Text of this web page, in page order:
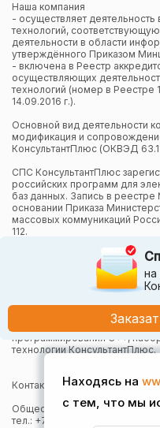
Находясь на
с тем, что мы
Наша компания
- осуществляет
технологий,
деятельности в области
утверждённого Приказом
- включена в Реестр
осуществляющих
технологий (номер в Реестре
14.09.2016 г.).
Основной вид деятельности
модификация и
КонсультантПлюс (ОКВЭД
СПС КонсультантПлюс
российских программ для
баз данных. Запись в
основании Приказа
массовых коммуникаций
112.
Компания осуществляет
области информационных
Компания в рамках
информационных технологий
КонсультантПлюс)
СУБД, относящуюся к классу
программирования C++,
технологии КонсультантПлюс.
Контактная информация:
Общество с ограниченной
тел.: +7 (383) 373-49-30
на